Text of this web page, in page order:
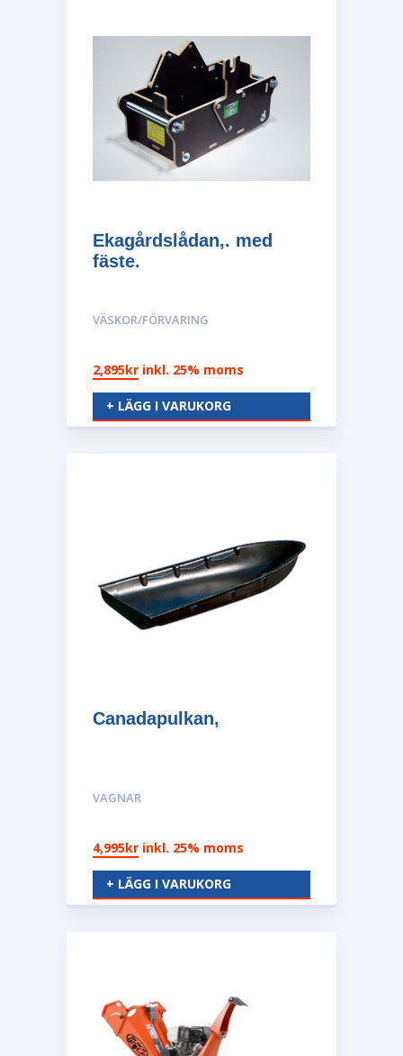
Ekagårdslådan,. med
fäste.
VÄSKOR/FÖRVARING
2,895kr inkl. 25% moms
+ LÄGG I VARUKORG
Canadapulkan,
VAGNAR
4,995kr inkl. 25% moms
+ LÄGG I VARUKORG